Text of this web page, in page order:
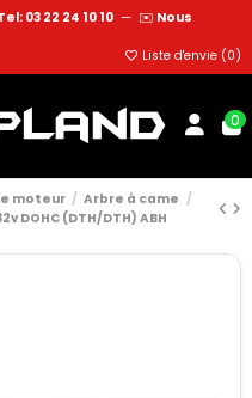
03 22 24 10 10 — ✉️ Nous
Liste d'envie (0)
0
moteur
Arbre à came
DOHC (DTH/DTH) ABH